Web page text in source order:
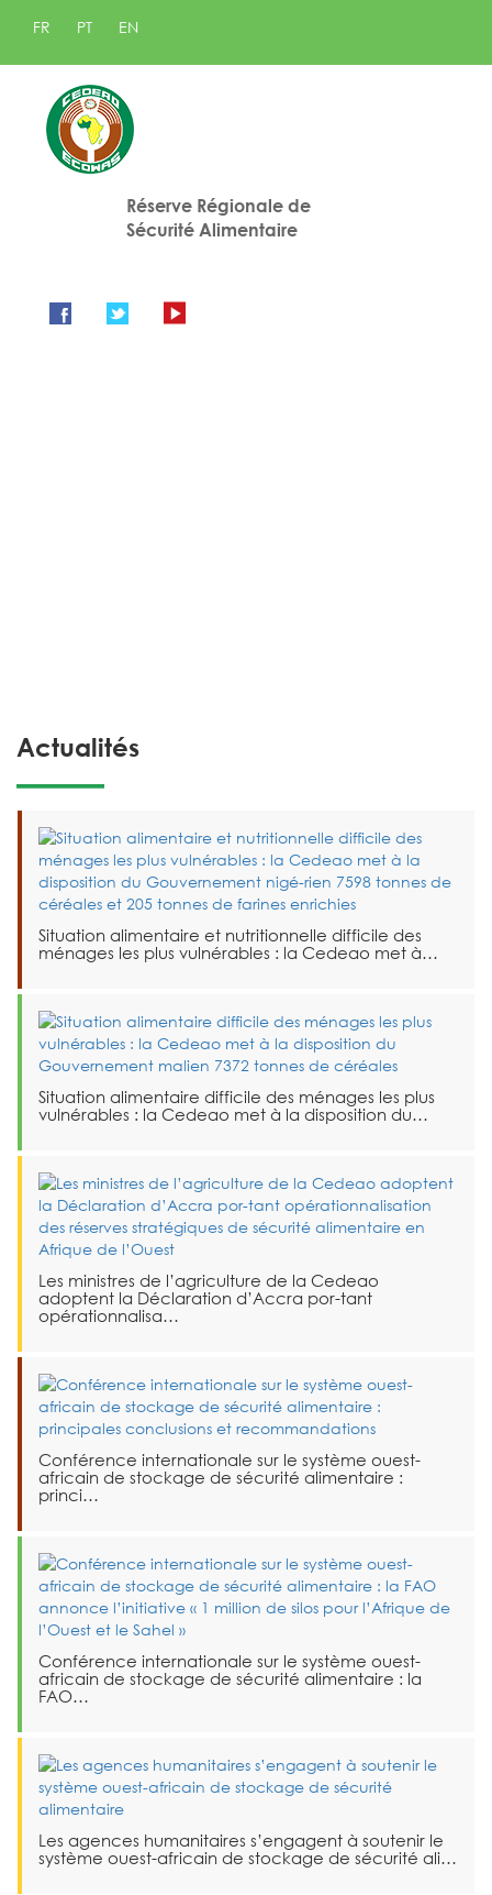
FR PT EN
Réserve Régionale de
Sécurité Alimentaire
Actualités
Situation alimentaire et nutritionnelle difficile des
ménages les plus vulnérables : la Cedeao met à…
Situation alimentaire difficile des ménages les plus
vulnérables : la Cedeao met à la disposition du…
Les ministres de l’agriculture de la Cedeao
adoptent la Déclaration d’Accra por-tant
opérationnalisa…
Conférence internationale sur le système ouest-
africain de stockage de sécurité alimentaire :
princi…
Conférence internationale sur le système ouest-
africain de stockage de sécurité alimentaire : la
FAO…
Les agences humanitaires s’engagent à soutenir le
système ouest-africain de stockage de sécurité ali…